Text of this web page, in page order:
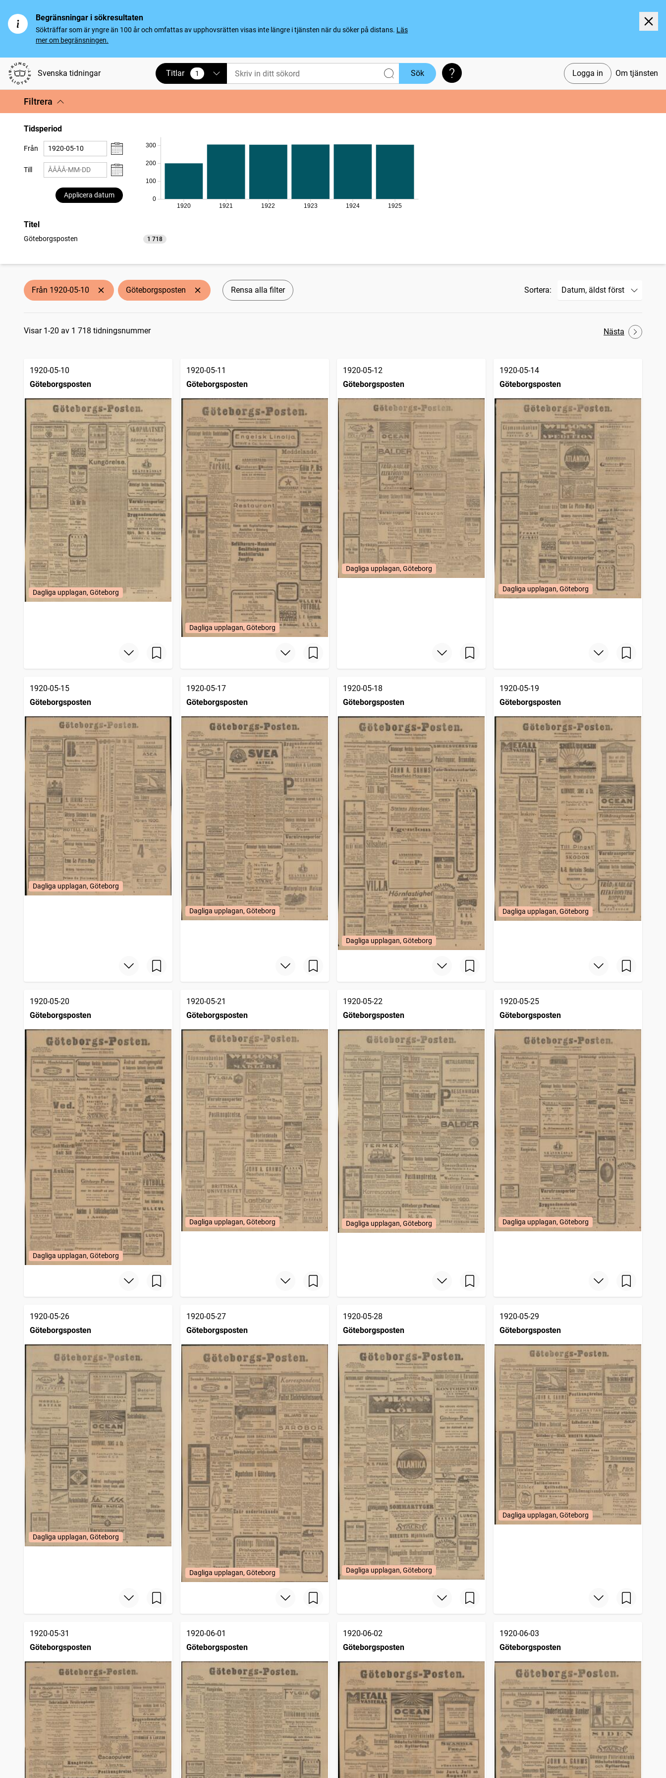
Begränsningar i sökresultaten
Sökträffar som är yngre än 100 år och omfattas av upphovsrätten visas inte längre i tjänsten när du söker på distans. Läs
mer om begränsningen.
Svenska tidningar Logga in Om tjänsten
Titlar 1
vald Sök Söktips
Filtrera
Tidsperiod
Från
Till
Applicera datum
0
100
200
300
1920 1921 1922 1923 1924 1925
Titel
Göteborgsposten 1 718
träffar
Från 1920-05-10 Göteborgsposten Rensa alla filter Sortera:
Sökresultat
Visar 1-20 av 1 718 tidningsnummer Nästa
1920-05-10
Göteborgsposten
Dagliga upplagan, Göteborg
1920-05-11
Göteborgsposten
Dagliga upplagan, Göteborg
1920-05-12
Göteborgsposten
Dagliga upplagan, Göteborg
1920-05-14
Göteborgsposten
Dagliga upplagan, Göteborg
1920-05-15
Göteborgsposten
Dagliga upplagan, Göteborg
1920-05-17
Göteborgsposten
Dagliga upplagan, Göteborg
1920-05-18
Göteborgsposten
Dagliga upplagan, Göteborg
1920-05-19
Göteborgsposten
Dagliga upplagan, Göteborg
1920-05-20
Göteborgsposten
Dagliga upplagan, Göteborg
1920-05-21
Göteborgsposten
Dagliga upplagan, Göteborg
1920-05-22
Göteborgsposten
Dagliga upplagan, Göteborg
1920-05-25
Göteborgsposten
Dagliga upplagan, Göteborg
1920-05-26
Göteborgsposten
Dagliga upplagan, Göteborg
1920-05-27
Göteborgsposten
Dagliga upplagan, Göteborg
1920-05-28
Göteborgsposten
Dagliga upplagan, Göteborg
1920-05-29
Göteborgsposten
Dagliga upplagan, Göteborg
1920-05-31
Göteborgsposten
1920-06-01
Göteborgsposten
1920-06-02
Göteborgsposten
1920-06-03
Göteborgsposten